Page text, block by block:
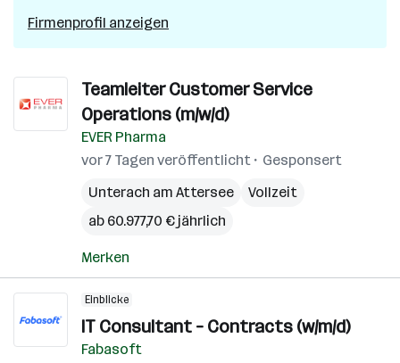
Firmenprofil anzeigen
Teamleiter Customer Service
Operations (m/w/d)
EVER Pharma
vor 7 Tagen veröffentlicht
Gesponsert
Unterach am Attersee
Vollzeit
ab 60.977,70 € jährlich
Merken
Einblicke
IT Consultant – Contracts (w/m/d)
Fabasoft